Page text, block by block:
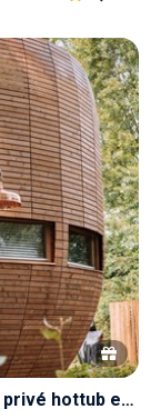
Uniek architectonisch tiny house met privé hottub en sauna